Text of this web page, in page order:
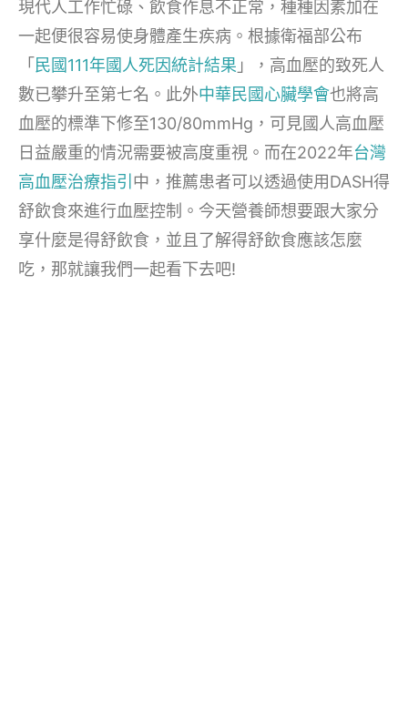
現代人工作忙碌、飲食作息不正常，種種因素加在
一起便很容易使身體產生疾病。根據衛福部公布
「民國111年國人死因統計結果 」，高血壓的致死人
數已攀升至第七名。此外中華民國心臟學會也將高
血壓的標準下修至130/80mmHg，可見國人高血壓
日益嚴重的情況需要被高度重視。而在2022年台灣
高血壓治療指引 中，推薦患者可以透過使用DASH得
舒飲食來進行血壓控制。今天營養師想要跟大家分
享什麼是得舒飲食，並且了解得舒飲食應該怎麼
吃，那就讓我們一起看下去吧!